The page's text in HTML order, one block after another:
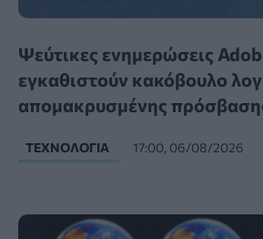
Ψεύτικες ενημερώσεις
εγκαθιστούν κακόβουλο
απομακρυσμένης
ΤΕΧΝΟΛΟΓΊΑ 17:00, 06/08/2026